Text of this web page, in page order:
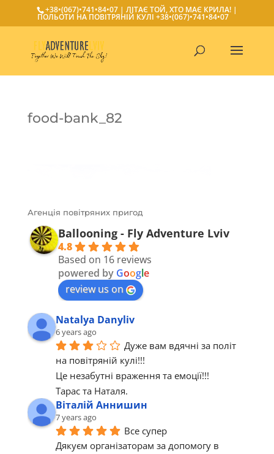
+38•(067)•741•84•07| ЛІТАЄ ТОЙ, ХТО МАЄ КРИЛА! |
ПОЛЬОТИ НА ПОВІТРЯНІЙ КУЛІ +38•(067)•741•84•07
food-bank_82
Агенція повітряних пригод
Ballooning - Fly Adventure Lviv
4.8
Based on 16 reviews
powered by Google
review us on
Natalya Danyliv
6 years ago
Дуже вам вдячні за політ
на повітряній кулі!!!
Це незабутні враження та емоції!!!
Тарас та Наталя.
Віталій Аннишин
7 years ago
Все супер
Дякуєм організаторам за допомогу в